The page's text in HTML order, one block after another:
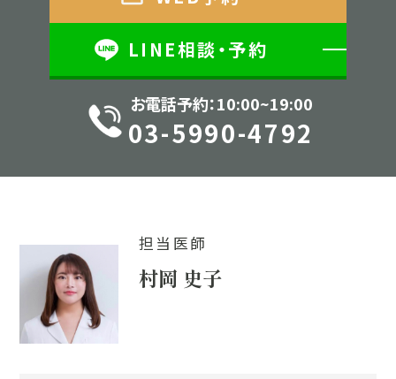
LINE相談・予約
お電話予約：10:00~19:00
03-5990-4792
担当医師
村岡 史子